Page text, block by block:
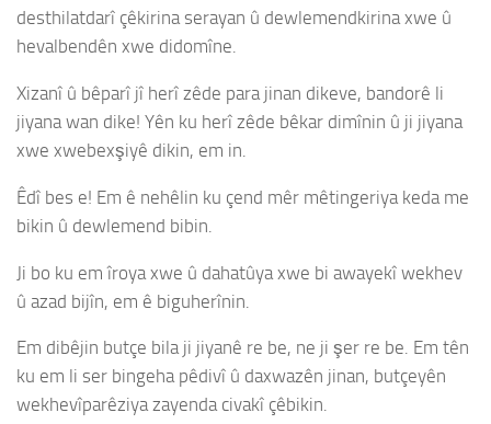
desthilatdarî çêkirina serayan û dewlemendkirina xwe û
hevalbendên xwe didomîne.
Xizanî û bêparî jî herî zêde para jinan dikeve, bandorê li
jiyana wan dike! Yên ku herî zêde bêkar dimînin û ji jiyana
xwe xwebexşiyê dikin, em in.
Êdî bes e! Em ê nehêlin ku çend mêr mêtingeriya keda me
bikin û dewlemend bibin.
Ji bo ku em îroya xwe û dahatûya xwe bi awayekî wekhev
û azad bijîn, em ê biguherînin.
Em dibêjin butçe bila ji jiyanê re be, ne ji şer re be. Em tên
ku em li ser bingeha pêdivî û daxwazên jinan, butçeyên
wekhevîparêziya zayenda civakî çêbikin.